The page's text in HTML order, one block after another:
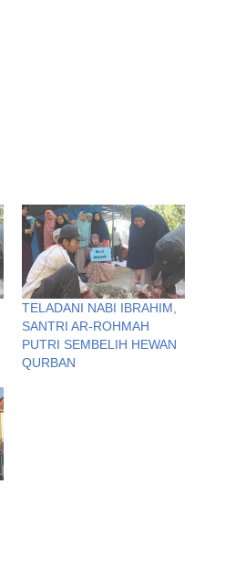
TELADANI NABI IBRAHIM,
SANTRI AR-ROHMAH
PUTRI SEMBELIH HEWAN
QURBAN